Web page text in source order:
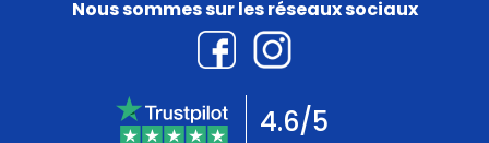
Nous sommes sur les réseaux sociaux
4.6/5